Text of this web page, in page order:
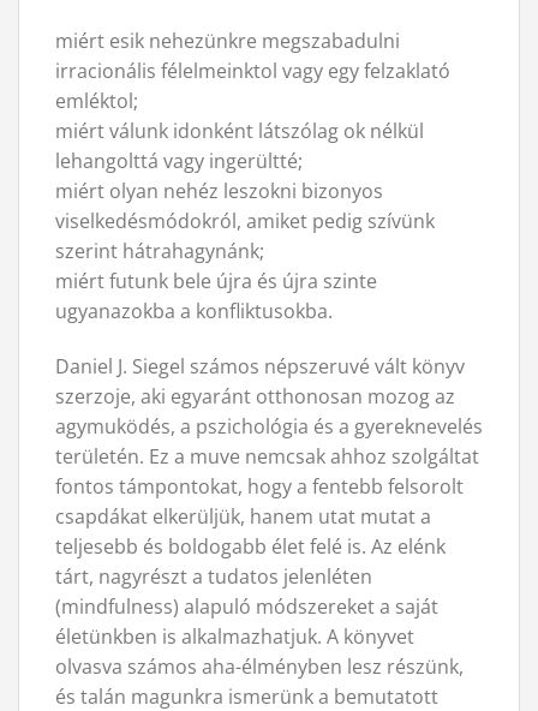
miért esik nehezünkre megszabadulni
irracionális félelmeinktol vagy egy felzaklató
emléktol;
miért válunk idonként látszólag ok nélkül
lehangolttá vagy ingerültté;
miért olyan nehéz leszokni bizonyos
viselkedésmódokról, amiket pedig szívünk
szerint hátrahagynánk;
miért futunk bele újra és újra szinte
ugyanazokba a konfliktusokba.
Daniel J. Siegel számos népszeruvé vált könyv
szerzoje, aki egyaránt otthonosan mozog az
agymuködés, a pszichológia és a gyereknevelés
területén. Ez a muve nemcsak ahhoz szolgáltat
fontos támpontokat, hogy a fentebb felsorolt
csapdákat elkerüljük, hanem utat mutat a
teljesebb és boldogabb élet felé is. Az elénk
tárt, nagyrészt a tudatos jelenléten
(mindfulness) alapuló módszereket a saját
életünkben is alkalmazhatjuk. A könyvet
olvasva számos aha-élményben lesz részünk,
és talán magunkra ismerünk a bemutatott